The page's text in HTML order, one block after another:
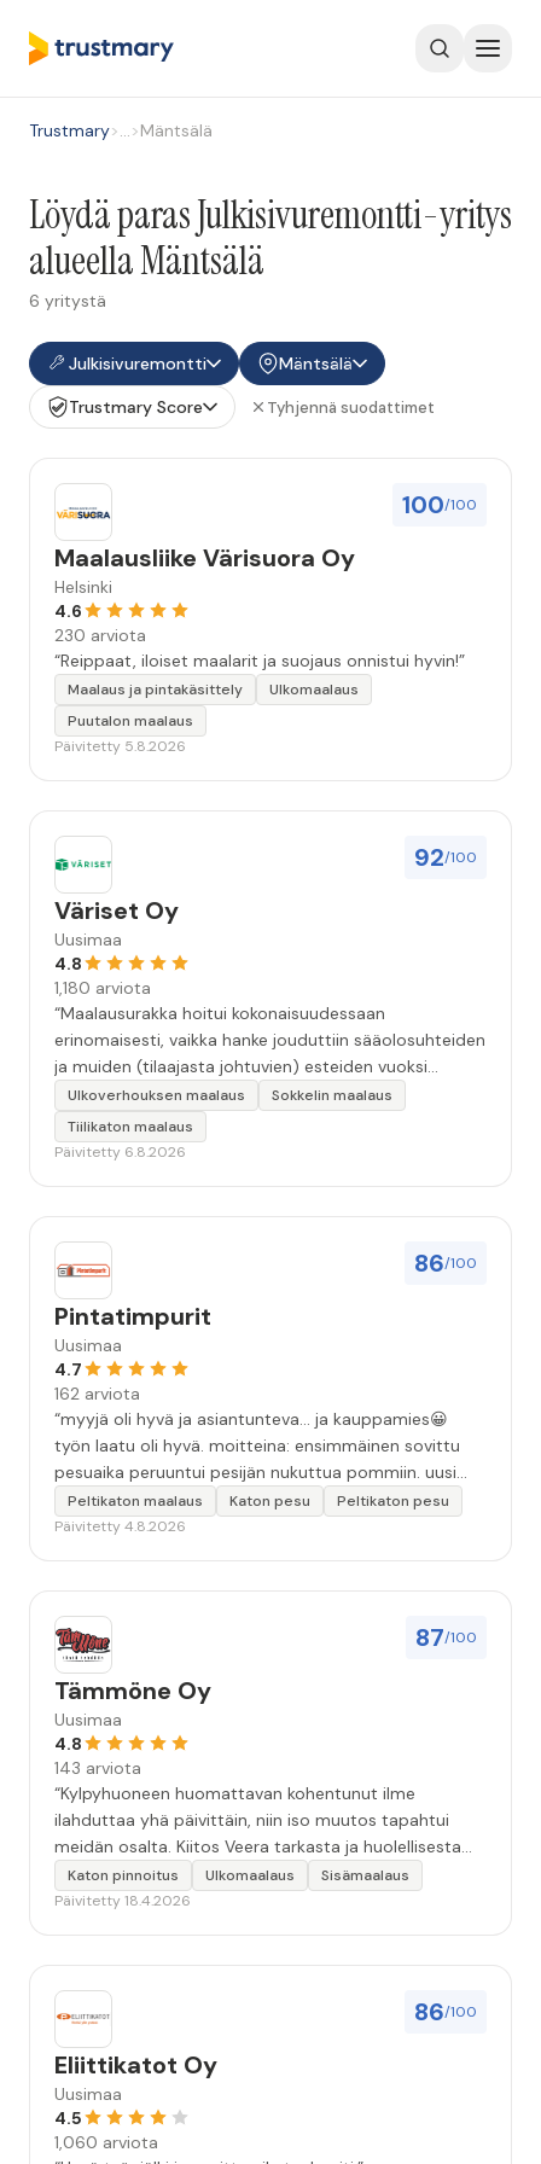
Trustmary>…>Mäntsälä
Löydä paras Julkisivuremontti-yritys
alueella Mäntsälä
6 yritystä
Julkisivuremontti
Mäntsälä
Trustmary Score
Tyhjennä suodattimet
100/100
Maalausliike Värisuora Oy
Helsinki
4.6
230 arviota
“Reippaat, iloiset maalarit ja suojaus onnistui hyvin!”
Maalaus ja pintakäsittely
Ulkomaalaus
Puutalon maalaus
Päivitetty 5.8.2026
92/100
Väriset Oy
Uusimaa
4.8
1,180 arviota
“Maalausurakka hoitui kokonaisuudessaan
erinomaisesti, vaikka hanke jouduttiin sääolosuhteiden
ja muiden (tilaajasta johtuvien) esteiden vuoksi
keskeyttämään n. 3 viikoksi. Maalaistulos on oikein
hyvä, yhteydenpito erinomaista, jälkityöt tehtiin
huolellisesti. Suosittelen. Erityiskiitos itse maalareille:
Ulkoverhouksen maalaus
Sokkelin maalaus
Tiilikaton maalaus
Päivitetty 6.8.2026
86/100
Pintatimpurit
Uusimaa
4.7
162 arviota
“myyjä oli hyvä ja asiantunteva... ja kauppamies😀
työn laatu oli hyvä. moitteina: ensimmäinen sovittu
pesuaika peruuntui pesijän nukuttua pommiin. uusi
aika piti ja työn jälki oikein hyvää ja osaavaa. toinen
murhe tuli koska olimme matkoilla ja jossain
vuorokautta pihalle...kunnes naapuri uskaltautui
pihallemme ja sulki hanan. Hieman siis tarkkuutta
hommiin ja hyvä tulee. ”
Peltikaton maalaus Katon pesu
Peltikaton pesu
Päivitetty 4.8.2026
87/100
Tämmöne Oy
Uusimaa
4.8
143 arviota
“Kylpyhuoneen huomattavan kohentunut ilme
ilahduttaa yhä päivittäin, niin iso muutos tapahtui
meidän osalta. Kiitos Veera tarkasta ja huolellisesta
työstä, sekä ystävällisestä palvelusta!”
Katon pinnoitus Ulkomaalaus
Sisämaalaus
Päivitetty 18.4.2026
86/100
Eliittikatot Oy
Uusimaa
4.5
1,060 arviota